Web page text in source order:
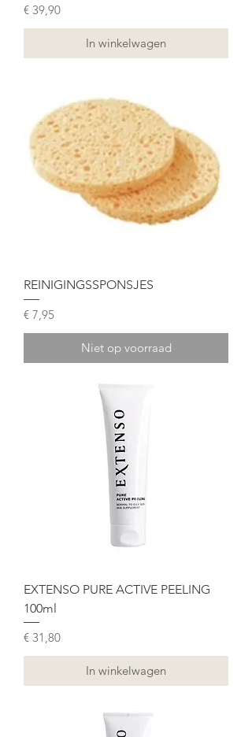
Prijs
€ 39,90
In winkelwagen
REINIGINGSSPONSJES
Prijs
€ 7,95
Niet op voorraad
EXTENSO PURE ACTIVE PEELING
100ml
Prijs
€ 31,80
In winkelwagen